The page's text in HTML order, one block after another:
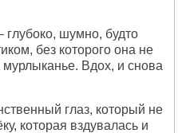
шумно, будто
без которого она не
Вдох, и снова
глаз, который не
которая вздувалась и